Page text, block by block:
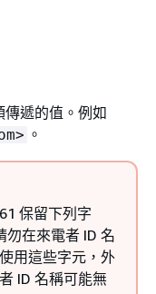
傳遞的值。例如
。
保留下列字
勿在來電者 ID 名
用這些字元，外
ID 名稱可能無